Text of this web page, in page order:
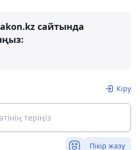
сайтында
Кіру
Пікір жазу